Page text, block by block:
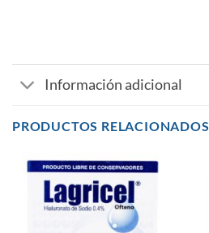
Información adicional
PRODUCTOS RELACIONADOS